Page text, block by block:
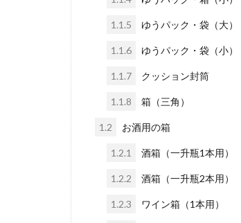
1.1.5 ゆうパック・袋（大）
1.1.6 ゆうパック・袋（小）
1.1.7 クッション封筒
1.1.8 箱（三角）
1.2 お酒用の箱
1.2.1 酒箱（一升瓶1本用）
1.2.2 酒箱（一升瓶2本用）
1.2.3 ワイン箱（1本用）